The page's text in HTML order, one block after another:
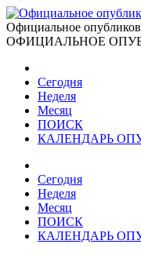
Официальное
ОФИЦИАЛЬНОЕ
Сегодня
Неделя
Месяц
ПОИСК
КАЛЕНДАРЬ
Сегодня
Неделя
Месяц
ПОИСК
КАЛЕНДАРЬ